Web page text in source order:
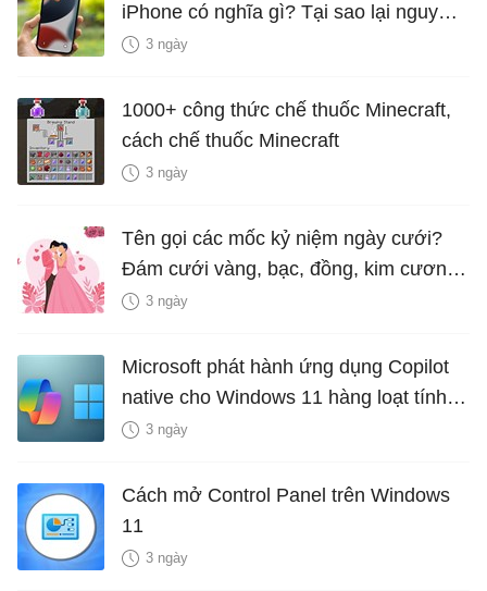
iPhone có nghĩa gì? Tại sao lại nguy
hiểm?
3 ngày
1000+ công thức chế thuốc Minecraft,
cách chế thuốc Minecraft
3 ngày
Tên gọi các mốc kỷ niệm ngày cưới?
Đám cưới vàng, bạc, đồng, kim cương
là bao nhiêu năm?
3 ngày
Microsoft phát hành ứng dụng Copilot
native cho Windows 11 hàng loạt tính
năng mới Hữu Ích
3 ngày
Cách mở Control Panel trên Windows
11
3 ngày